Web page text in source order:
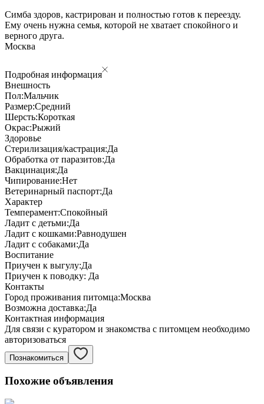
Симба здоров, кастрирован и полностью готов к переезду.
Ему очень нужна семья, которой не хватает спокойного и
верного друга.
Москва
Подробная информация
Внешность
Пол:Мальчик
Размер:Средний
Шерсть:Короткая
Окрас:Рыжий
Здоровье
Стерилизация/кастрация:Да
Обработка от паразитов:Да
Вакцинация:Да
Чипирование:Нет
Ветеринарный паспорт:Да
Характер
Темперамент:Спокойный
Ладит с детьми:Да
Ладит с кошками:Равнодушен
Ладит с собаками:Да
Воспитание
Приучен к выгулу:Да
Приучен к поводку: Да
Контакты
Город проживания питомца:Москва
Возможна доставка:Да
Контактная информация
Для связи с куратором и знакомства с питомцем необходимо
авторизоваться
Познакомиться
Похожие объявления